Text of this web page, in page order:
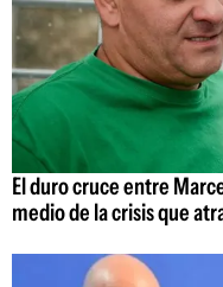
El duro cruce entre
medio de la crisis que